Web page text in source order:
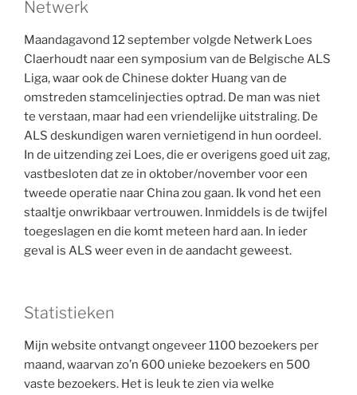
Netwerk
Maandagavond 12 september volgde Netwerk Loes
Claerhoudt naar een symposium van de Belgische ALS
Liga, waar ook de Chinese dokter Huang van de
omstreden stamcelinjecties optrad. De man was niet
te verstaan, maar had een vriendelijke uitstraling. De
ALS deskundigen waren vernietigend in hun oordeel.
In de uitzending zei Loes, die er overigens goed uit zag,
vastbesloten dat ze in oktober/november voor een
tweede operatie naar China zou gaan. Ik vond het een
staaltje onwrikbaar vertrouwen. Inmiddels is de twijfel
toegeslagen en die komt meteen hard aan. In ieder
geval is ALS weer even in de aandacht geweest.
Statistieken
Mijn website ontvangt ongeveer 1100 bezoekers per
maand, waarvan zo’n 600 unieke bezoekers en 500
vaste bezoekers. Het is leuk te zien via welke